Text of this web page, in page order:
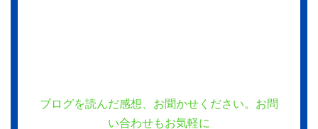
ブログを読んだ感想、お聞かせください。お問
い合わせもお気軽に